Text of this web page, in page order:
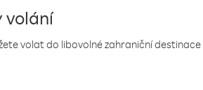
volání
volat do libovolné zahraniční destinace